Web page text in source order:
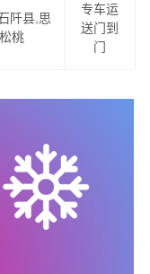
。
价，并提供运输方
阡县,思
桃
专车运
送门到
门